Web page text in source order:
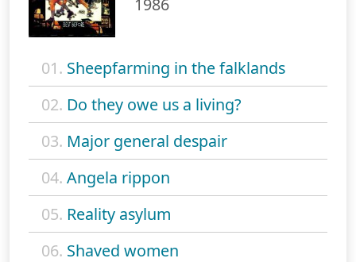
01. Sheepfarming in the falklands
02. Do they owe us a living?
03. Major general despair
04. Angela rippon
05. Reality asylum
06. Shaved women